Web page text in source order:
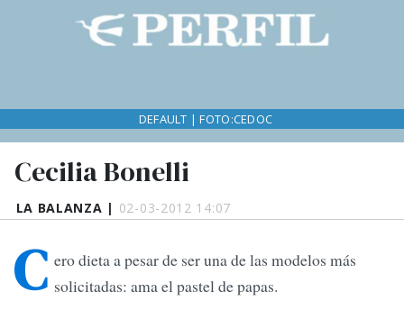
LA BALANZA | 02-03-2012 14:07
Cecilia Bonelli
DEFAULT | FOTO:CEDOC
C ero dieta a pesar de ser una de las modelos más
solicitadas: ama el pastel de papas.